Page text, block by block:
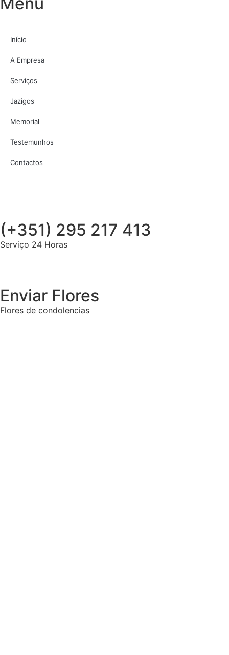
Início
A Empresa
Serviços
Jazigos
Memorial
Testemunhos
Contactos
(+351) 295 217 413
Serviço 24 Horas
Enviar Flores
Flores de condolencias